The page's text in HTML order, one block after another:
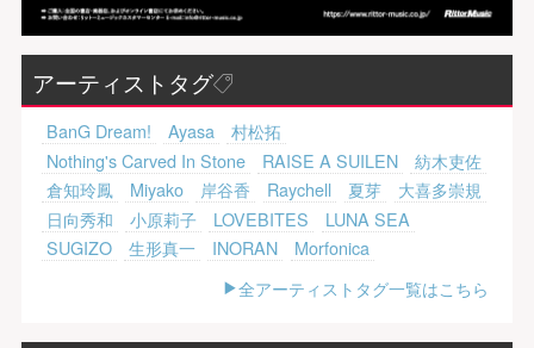
アーティストタグ
BanG Dream! Ayasa
村松拓
Nothing's Carved In Stone
RAISE A SUILEN
紡木吏佐
倉知玲鳳
Miyako 岸谷香 Raychell 夏芽
大喜多崇規
日向秀和
小原莉子 LOVEBITES
LUNA SEA
SUGIZO
生形真一 INORAN
Morfonica
全アーティストタグ一覧はこちら